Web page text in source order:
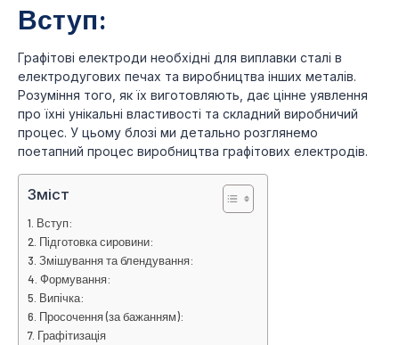
Вступ:
Графітові електроди необхідні для виплавки сталі в
електродугових печах та виробництва інших металів.
Розуміння того, як їх виготовляють, дає цінне уявлення
про їхні унікальні властивості та складний виробничий
процес. У цьому блозі ми детально розглянемо
поетапний процес виробництва графітових електродів.
Зміст
Вступ:
Підготовка сировини:
Змішування та блендування:
Формування:
Випічка:
Просочення (за бажанням):
Графітизація